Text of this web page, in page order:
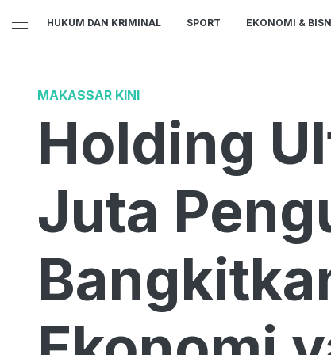
HUKUM DAN KRIMINAL SPORT EKONOMI &
MAKASSAR KINI
Holding
Juta